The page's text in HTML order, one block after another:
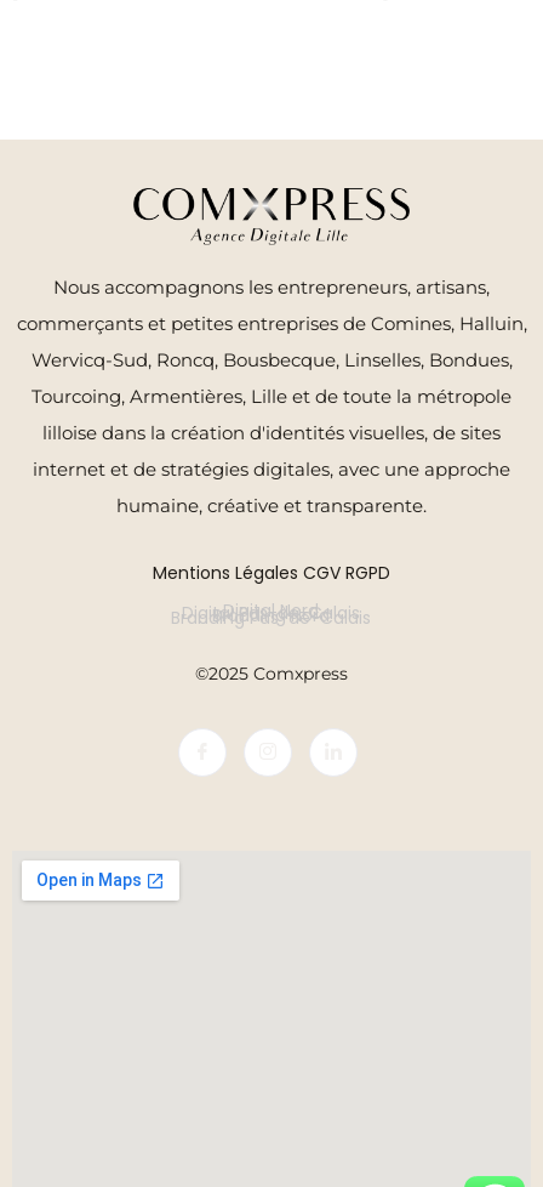
Nous accompagnons les entrepreneurs, artisans,
commerçants et petites entreprises de Comines, Halluin,
Wervicq-Sud, Roncq, Bousbecque, Linselles, Bondues,
Tourcoing, Armentières, Lille et de toute la métropole
lilloise dans la création d'identités visuelles, de sites
internet et de stratégies digitales, avec une approche
humaine, créative et transparente.
Mentions Légales CGV RGPD
Digital Nord
Digital Pas-de-Calais
Branding Nord
Branding Pas-de-Calais
©2025 Comxpress